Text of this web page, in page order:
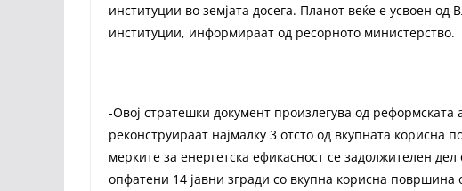
институции во земјата досега. Планот веќе е усвоен
институции, информираат од ресорното министерство.
-Овој стратешки документ произлегува од реформската
реконструираат најмалку 3 отсто од вкупната корисна
мерките за енергетска ефикасност се задолжителен
опфатени 14 јавни згради со вкупна корисна површина